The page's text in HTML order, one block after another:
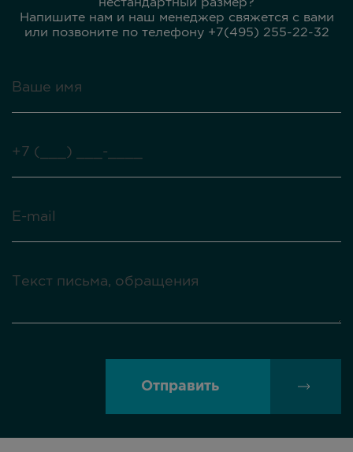
нестандартный размер?
Напишите нам и наш менеджер свяжется с вами
или позвоните по телефону +7(495) 255-22-32
Отправить